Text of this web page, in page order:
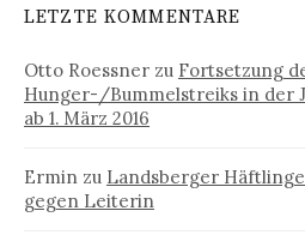
LETZTE KOMMENTARE
Otto Roessner zu Fortsetzung
Hunger-/Bummelstreiks in der
ab 1. März 2016
Ermin zu Landsberger
gegen Leiterin